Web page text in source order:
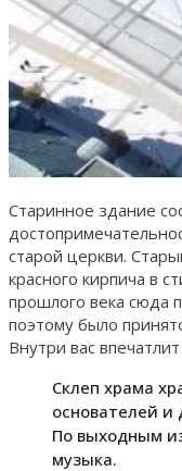
Старинное здание
старой церкви.
красного кирпича в
прошлого века сюда
поэтому было
Внутри вас
Склеп храма
основателей и
По выходным
музыка.